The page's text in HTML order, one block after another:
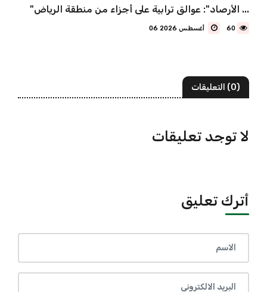
"الأرصاد": عوالق ترابية على أجزاء من منطقة الرياض ...
60
(0) التعليقات
لا توجد تعليقات
أترك تعليق